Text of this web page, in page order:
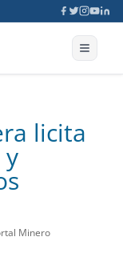
licita
Minero